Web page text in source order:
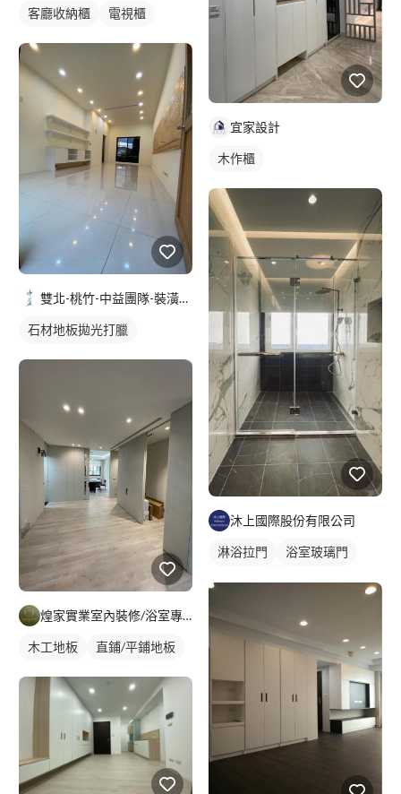
客廳收納櫃 電視櫃
雙北-桃竹-中益團隊-裝潢清潔-地板防滑-居家鍍膜
石材地板拋光打臘
煌家實業室內裝修/浴室專精/統包工程
木工地板 直鋪/平鋪地板
宜家設計
木作櫃
沐上國際股份有限公司
淋浴拉門
浴室玻璃門
乾濕分離浴缸